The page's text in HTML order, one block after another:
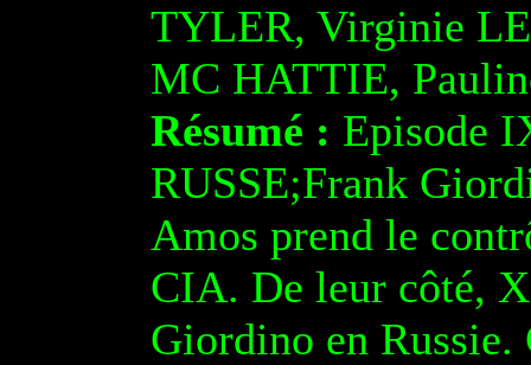
TYLER, Virginie
MC HATTIE,
Résumé : Episode
RUSSE;Frank
Amos prend le
CIA. De leur côté,
Giordino en Russie.